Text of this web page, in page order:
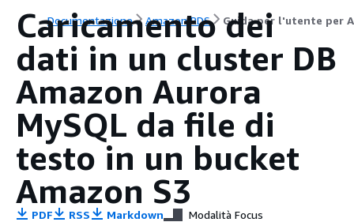
Documentazione Amazon RDS Guida per l'utente per
Caricamento dei
dati in un cluster DB
Amazon Aurora
MySQL da file di
testo in un bucket
Amazon S3
PDF RSS Markdown Modalità Focus